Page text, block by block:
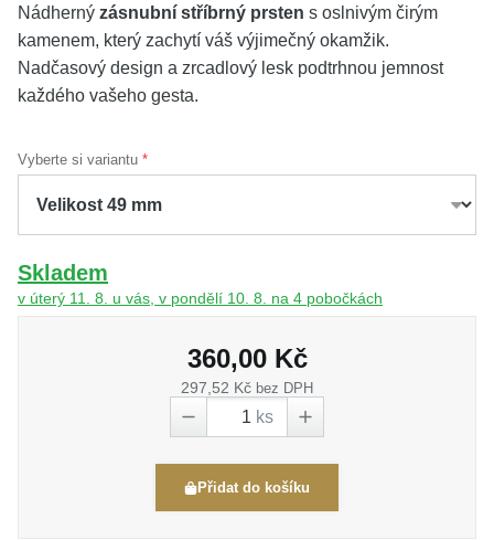
Nádherný zásnubní stříbrný prsten s oslnivým čirým
kamenem, který zachytí váš výjimečný okamžik.
Nadčasový design a zrcadlový lesk podtrhnou jemnost
každého vašeho gesta.
Vyberte si variantu
Skladem
v úterý 11. 8. u vás, v pondělí 10. 8. na 4 pobočkách
360,00 Kč
297,52 Kč bez DPH
ks
Přidat do košíku